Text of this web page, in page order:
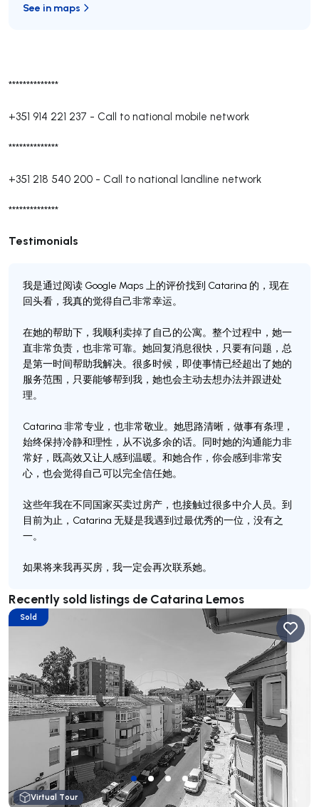
**************
+351 914 221 237 - Call to national mobile network
**************
+351 218 540 200 - Call to national landline network
**************
Testimonials
我是通过阅读 Google Maps 上的评价找到 Catarina 的，现在
回头看，我真的觉得自己非常幸运。
在她的帮助下，我顺利卖掉了自己的公寓。整个过程中，她一
直非常负责，也非常可靠。她回复消息很快，只要有问题，总
是第一时间帮助我解决。很多时候，即使事情已经超出了她的
服务范围，只要能够帮到我，她也会主动去想办法并跟进处
理。
Catarina 非常专业，也非常敬业。她思路清晰，做事有条理，
始终保持冷静和理性，从不说多余的话。同时她的沟通能力非
常好，既高效又让人感到温暖。和她合作，你会感到非常安
心，也会觉得自己可以完全信任她。
这些年我在不同国家买卖过房产，也接触过很多中介人员。到
目前为止，Catarina 无疑是我遇到过最优秀的一位，没有之
一。
如果将来我再买房，我一定会再次联系她。
Recently sold listings de Catarina Lemos
Sold
Virtual Tour
See in maps